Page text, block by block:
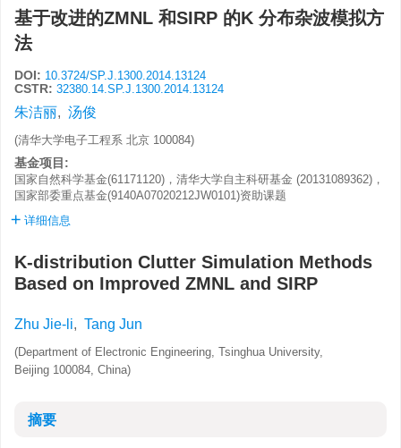
基于改进的ZMNL 和SIRP 的K 分布杂波模拟方
法
DOI: 10.3724/SP.J.1300.2014.13124
CSTR: 32380.14.SP.J.1300.2014.13124
朱洁丽, 汤俊
(清华大学电子工程系 北京 100084)
基金项目:
国家自然科学基金(61171120)，清华大学自主科研基金 (20131089362)，
国家部委重点基金(9140A07020212JW0101)资助课题
详细信息
K-distribution Clutter Simulation Methods
Based on Improved ZMNL and SIRP
Zhu Jie-li, Tang Jun
(Department of Electronic Engineering, Tsinghua University,
Beijing 100084, China)
摘要